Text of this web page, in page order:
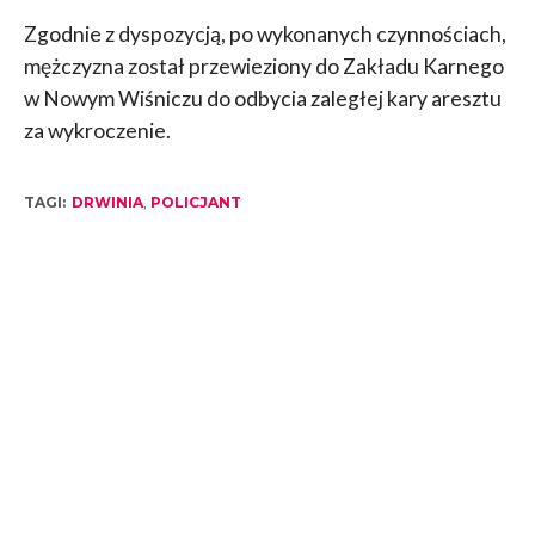
Zgodnie z dyspozycją, po wykonanych czynnościach,
mężczyzna został przewieziony do Zakładu Karnego
w Nowym Wiśniczu do odbycia zaległej kary aresztu
za wykroczenie.
TAGI: DRWINIA, POLICJANT